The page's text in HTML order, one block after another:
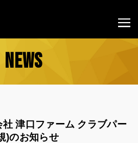
NEWS
社 津口ファーム クラブパー
)のお知らせ